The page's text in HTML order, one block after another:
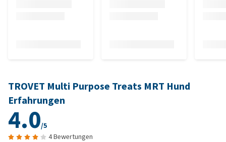
TROVET Multi Purpose Treats MRT Hund
Erfahrungen
4.0/5
4 Bewertungen